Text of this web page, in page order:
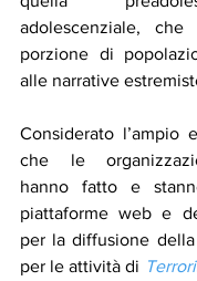
adolescenziale,
porzione di
alle narrative
Considerato l’ampio
che le
hanno fatto e
piattaforme web e
per la diffusione
per le attività di